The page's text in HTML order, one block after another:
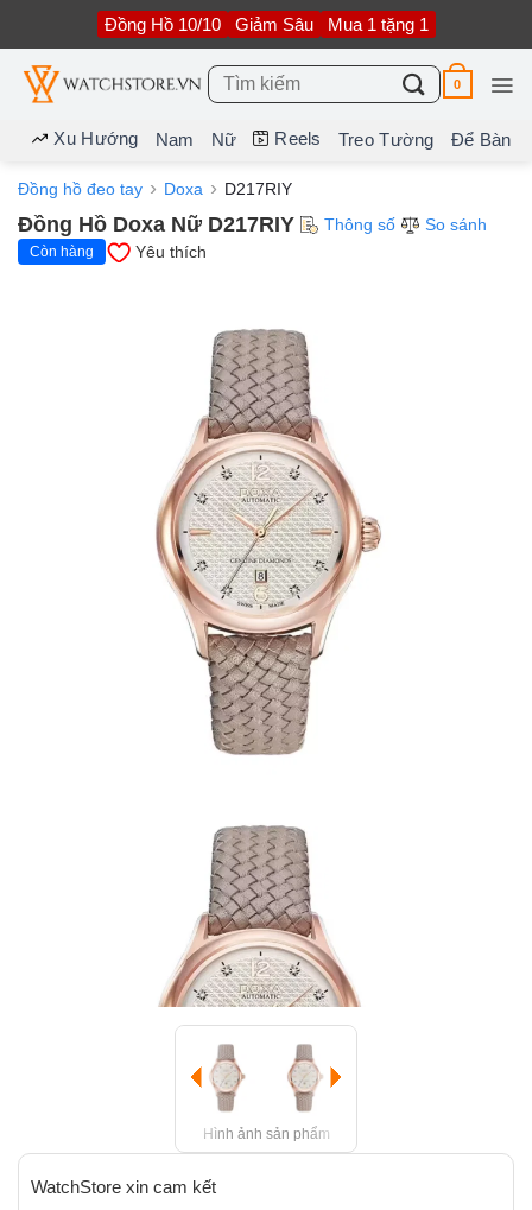
nội
dung
Đồng Hồ 10/10 Giảm Sâu Mua 1 tặng 1
Tìm
kiếm:
0
Xu Hướng Nam Nữ Reels Treo Tường Để Bàn
Đồng hồ đeo tay Doxa D217RIY
Đồng Hồ Doxa Nữ D217RIY Thông số So sánh
Còn hàng Yêu thích
Hình ảnh sản phẩm
WatchStore xin cam kết